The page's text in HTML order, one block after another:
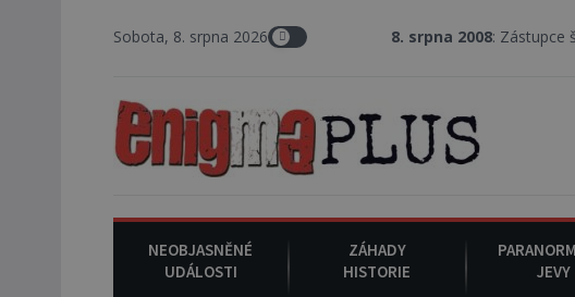
Sobota, 8. srpna 20268. srpna 2008 : Zástupce šerifa v
NEOBJASNĚNÉ
UDÁLOSTI
ZÁHADY
HISTORIE
JEVY